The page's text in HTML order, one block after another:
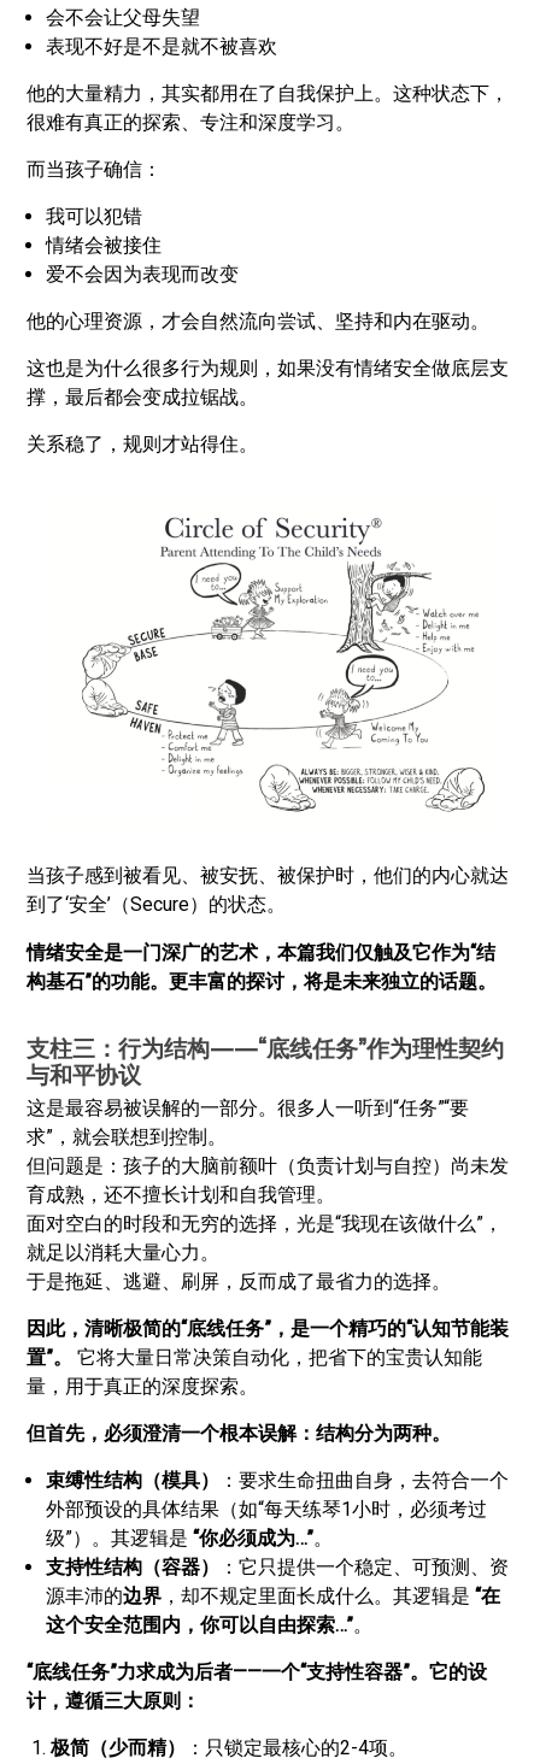
会不会让父母失望
表现不好是不是就不被喜欢
他的大量精力，其实都用在了自我保护上。这种状态下，
很难有真正的探索、专注和深度学习。
而当孩子确信：
我可以犯错
情绪会被接住
爱不会因为表现而改变
他的心理资源，才会自然流向尝试、坚持和内在驱动。
这也是为什么很多行为规则，如果没有情绪安全做底层支
撑，最后都会变成拉锯战。
关系稳了，规则才站得住。
当孩子感到被看见、被安抚、被保护时，他们的内心就达
到了‘安全’（Secure）的状态。
情绪安全是一门深广的艺术，本篇我们仅触及它作为“结
构基石”的功能。更丰富的探讨，将是未来独立的话题。
支柱三：行为结构——“底线任务”作为理性契约
与和平协议
这是最容易被误解的一部分。很多人一听到“任务”“要
求”，就会联想到控制。
但问题是：孩子的大脑前额叶（负责计划与自控）尚未发
育成熟，还不擅长计划和自我管理。
面对空白的时段和无穷的选择，光是“我现在该做什么”，
就足以消耗大量心力。
于是拖延、逃避、刷屏，反而成了最省力的选择。
因此，清晰极简的“底线任务”，是一个精巧的“认知节能装
置”。
它将大量日常决策自动化，把省下的宝贵认知能
量，用于真正的深度探索。
但首先，必须澄清一个根本误解：结构分为两种。
束缚性结构（模具）
：要求生命扭曲自身，去符合一个
外部预设的具体结果（如“每天练琴1小时，必须考过
级”）。其逻辑是“你必须成为…”。
支持性结构（容器）
：它只提供一个稳定、可预测、资
源丰沛的边界 ，却不规定里面长成什么。其逻辑是“在
这个安全范围内，你可以自由探索…”。
“底线任务”力求成为后者——一个“支持性容器”。它的设
计，遵循三大原则：
极简（少而精）
：只锁定最核心的2-4项。